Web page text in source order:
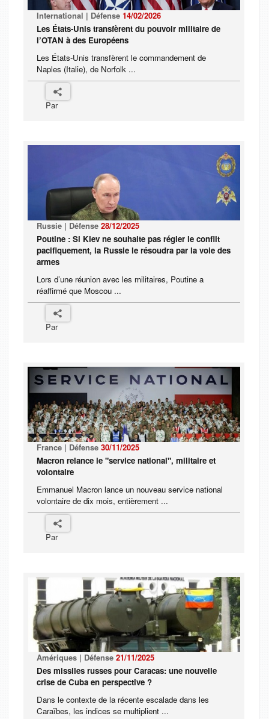
International | Défense 14/02/2026
Les États-Unis transfèrent du pouvoir militaire de
l’OTAN à des Européens
Les États-Unis transfèrent le commandement de
Naples (Italie), de Norfolk ...
Par
Russie | Défense 28/12/2025
Poutine : Si Kiev ne souhaite pas régler le conflit
pacifiquement, la Russie le résoudra par la voie des
armes
Lors d’une réunion avec les militaires, Poutine a
réaffirmé que Moscou ...
Par
France | Défense 30/11/2025
Macron relance le "service national", militaire et
volontaire
Emmanuel Macron lance un nouveau service national
volontaire de dix mois, entièrement ...
Par
Amériques | Défense 21/11/2025
Des missiles russes pour Caracas: une nouvelle
crise de Cuba en perspective ?
Dans le contexte de la récente escalade dans les
Caraïbes, les indices se multiplient ...